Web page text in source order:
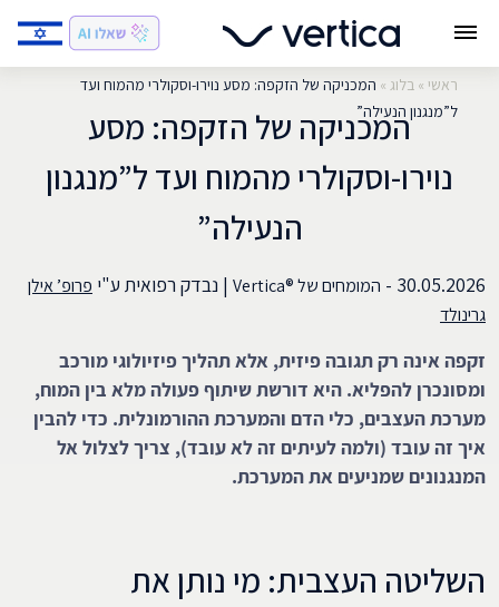
ראשי »בלוג » המכניקה של הזקפה: מסע נוירו-וסקולרי מהמוח ועד
ל”מנגנון הנעילה”
המכניקה של הזקפה: מסע
נוירו-וסקולרי מהמוח ועד ל”מנגנון
הנעילה”
30.05.2026 - המומחים של ®Vertica | נבדק רפואית ע"י פרופ’ אילן
גרינולד
זקפה אינה רק תגובה פיזית, אלא תהליך פיזיולוגי מורכב
ומסונכרן להפליא. היא דורשת שיתוף פעולה מלא בין המוח,
מערכת העצבים, כלי הדם והמערכת ההורמונלית. כדי להבין
איך זה עובד (ולמה לעיתים זה לא עובד), צריך לצלול אל
המנגנונים שמניעים את המערכת.
השליטה העצבית: מי נותן את